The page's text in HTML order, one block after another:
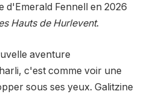
d'Emerald Fennell en 2026
Hauts de Hurlevent.
aventure
c'est comme voir une
sous ses yeux. Galitzine